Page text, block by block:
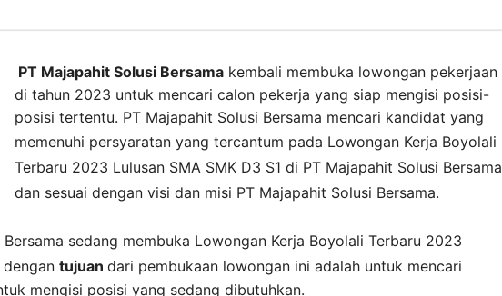
PT Majapahit Solusi Bersama kembali membuka lowongan pekerjaan
di tahun 2023 untuk mencari calon pekerja yang siap mengisi posisi-
posisi tertentu. PT Majapahit Solusi Bersama mencari kandidat yang
memenuhi persyaratan yang tercantum pada Lowongan Kerja Boyolali
Terbaru 2023 Lulusan SMA SMK D3 S1 di PT Majapahit Solusi Bersama
dan sesuai dengan visi dan misi PT Majapahit Solusi Bersama.
sedang membuka Lowongan Kerja Boyolali Terbaru 2023
dengan tujuan dari pembukaan lowongan ini adalah untuk mencari
mengisi posisi yang sedang dibutuhkan.